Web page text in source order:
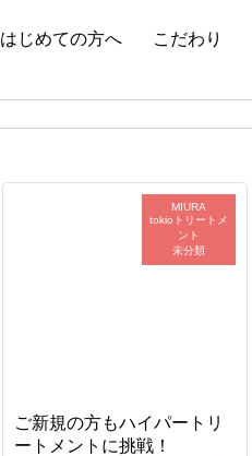
はじめての方へ こだわり
MIURA
tokioトリートメ
ント
未分類
ご新規の方もハイパートリ
ートメントに挑戦！